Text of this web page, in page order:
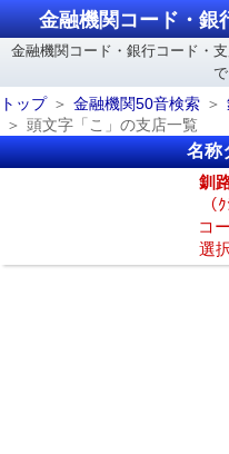
金融機関コード・銀
金融機関コード・銀行コード・
で
トップ
金融機関50音検索
頭文字「こ」の支店一覧
名称
釧
（
コ
選